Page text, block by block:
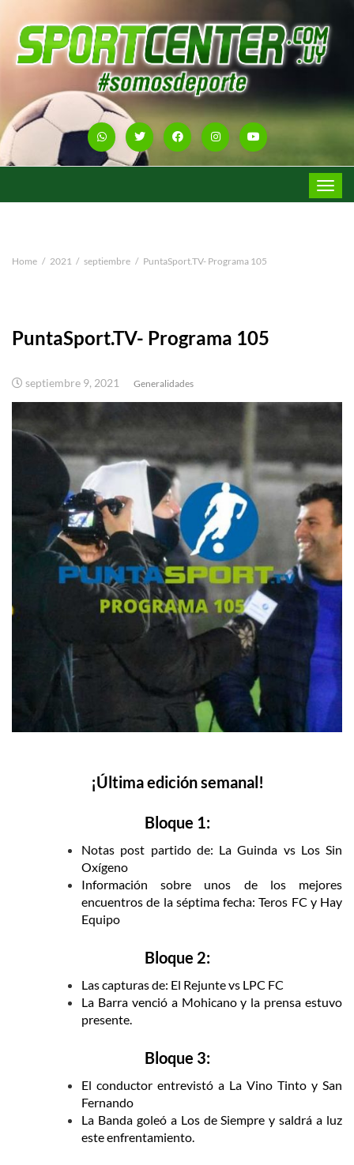
Toggle
Home 2021 septiembre PuntaSport.TV- Programa 105
PuntaSport.TV- Programa 105
septiembre 9, 2021 Generalidades
¡Última edición semanal!
Bloque 1:
Notas post partido de: La Guinda vs Los Sin
Oxígeno
Información sobre unos de los mejores
encuentros de la séptima fecha: Teros FC y Hay
Equipo
Bloque 2:
Las capturas de: El Rejunte vs LPC FC
La Barra venció a Mohicano y la prensa estuvo
presente.
Bloque 3:
El conductor entrevistó a La Vino Tinto y San
Fernando
La Banda goleó a Los de Siempre y saldrá a luz
este enfrentamiento.